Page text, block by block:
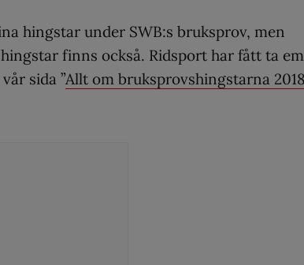
hingstar under SWB:s bruksprov, men
finns också. Ridsport har fått ta
sida ”Allt om bruksprovshingstarna